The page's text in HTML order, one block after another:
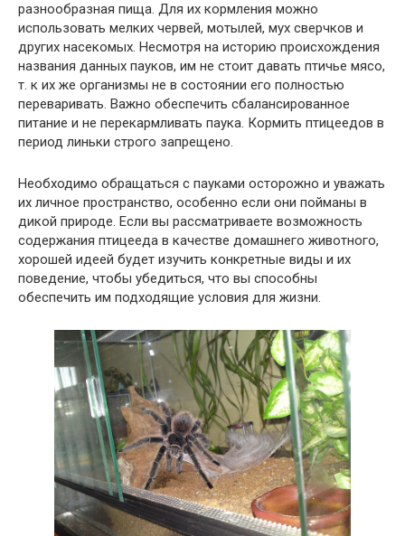
разнообразная пища. Для их кормления можно
использовать мелких червей, мотылей, мух сверчков и
других насекомых. Несмотря на историю происхождения
названия данных пауков, им не стоит давать птичье мясо,
т. к их же организмы не в состоянии его полностью
переваривать. Важно обеспечить сбалансированное
питание и не перекармливать паука. Кормить птицеедов в
период линьки строго запрещено.
Необходимо обращаться с пауками осторожно и уважать
их личное пространство, особенно если они пойманы в
дикой природе. Если вы рассматриваете возможность
содержания птицееда в качестве домашнего животного,
хорошей идеей будет изучить конкретные виды и их
поведение, чтобы убедиться, что вы способны
обеспечить им подходящие условия для жизни.